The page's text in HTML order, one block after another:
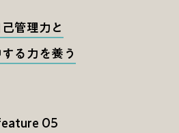
05
己管理力と
る力を養う